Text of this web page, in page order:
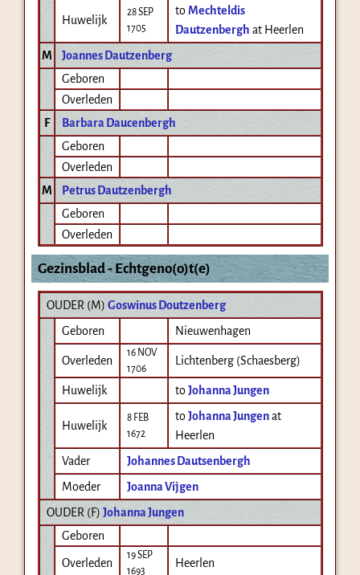
Huwelijk
28 SEP
1705
toMechteldis
Dautzenbergh at Heerlen
M
Joannes Dautzenberg
Geboren
Overleden
F
Barbara Daucenbergh
Geboren
Overleden
M
Petrus Dautzenbergh
Geboren
Overleden
Gezinsblad - Echtgeno(o)t(e)
OUDER (M) Goswinus Doutzenberg
Geboren
Nieuwenhagen
Overleden
16 NOV
1706
Lichtenberg (Schaesberg)
Huwelijk toJohanna Jungen
Huwelijk
8 FEB
1672
toJohanna Jungen at
Heerlen
Vader
Johannes Dautsenbergh
Moeder
Joanna Vijgen
OUDER (F) Johanna Jungen
Geboren
Overleden
19 SEP
1693
Heerlen